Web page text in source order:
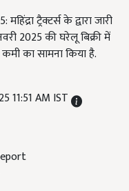
ट्रैक्टर्स के द्वारा जारी
2025 की घरेलू बिक्री में
का सामना किया है.
11:51 AM IST